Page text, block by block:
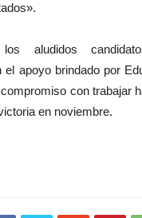
aludidos
el apoyo brindado por
con trabajar
en noviembre.